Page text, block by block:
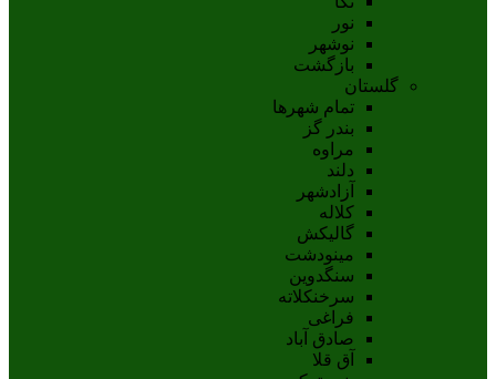
نور
نوشهر
بازگشت
گلستان
تمام شهر‌ها
بندر گز
مراوه
دلند
آزادشهر
کلاله
گالیکش
مینودشت
سنگدوین
سرخنکلاته
فراغی
صادق آباد
آق قلا